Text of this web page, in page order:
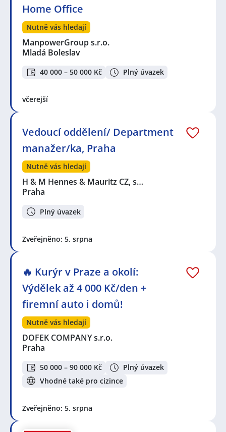
Home Office
Nutně vás hledají
ManpowerGroup s.r.o.
Mladá Boleslav
40 000 – 50 000 Kč Plný úvazek
včerejší
Vedoucí oddělení/ Department
manažer/ka, Praha
Nutně vás hledají
H & M Hennes & Mauritz CZ, s…
Praha
Plný úvazek
Zveřejněno: 5. srpna
🔥 Kurýr v Praze a okolí:
Výdělek až 4 000 Kč/den +
firemní auto i domů!
Nutně vás hledají
DOFEK COMPANY s.r.o.
Praha
50 000 – 90 000 Kč
Plný úvazek
Vhodné také pro cizince
Zveřejněno: 5. srpna